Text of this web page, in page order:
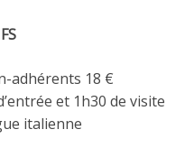
adhérents 18 €
et 1h30 de visite
italienne